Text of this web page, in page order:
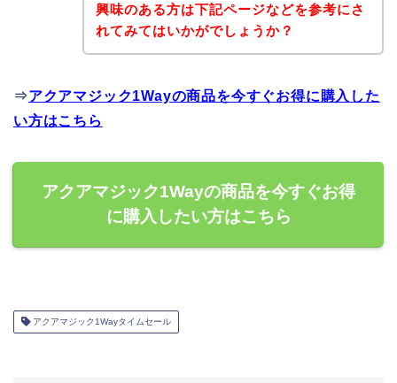
興味のある方は下記ページなどを参考にさ
れてみてはいかがでしょうか？
⇒アクアマジック1Wayの商品を今すぐお得に購入した
い方はこちら
アクアマジック1Wayの商品を今すぐお得
に購入したい方はこちら
アクアマジック1Wayタイムセール